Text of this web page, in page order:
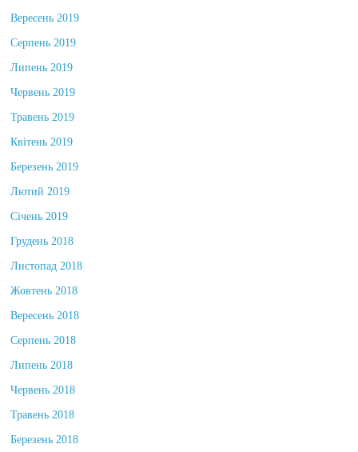
Вересень 2019
Серпень 2019
Липень 2019
Червень 2019
Травень 2019
Квітень 2019
Березень 2019
Лютий 2019
Січень 2019
Грудень 2018
Листопад 2018
Жовтень 2018
Вересень 2018
Серпень 2018
Липень 2018
Червень 2018
Травень 2018
Березень 2018